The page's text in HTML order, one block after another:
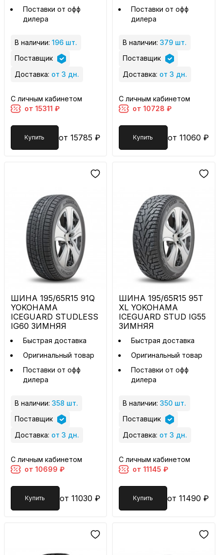
Поставки от офф
дилера
В наличии: 196 шт.
Поставщик
Доставка: от 3 дн.
С личным кабинетом
от 15311 ₽
Купить от 15785 ₽
Поставки от офф
дилера
В наличии: 379 шт.
Поставщик
Доставка: от 3 дн.
С личным кабинетом
от 10728 ₽
Купить от 11060 ₽
ШИНА 195/65R15 91Q
YOKOHAMA
ICEGUARD STUDLESS
IG60 ЗИМНЯЯ
Быстрая доставка
Оригинальный товар
Поставки от офф
дилера
В наличии: 358 шт.
Поставщик
Доставка: от 3 дн.
С личным кабинетом
от 10699 ₽
Купить от 11030 ₽
ШИНА 195/65R15 95T
XL YOKOHAMA
ICEGUARD STUD IG55
ЗИМНЯЯ
Быстрая доставка
Оригинальный товар
Поставки от офф
дилера
В наличии: 350 шт.
Поставщик
Доставка: от 3 дн.
С личным кабинетом
от 11145 ₽
Купить от 11490 ₽